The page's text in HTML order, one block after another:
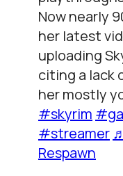
Now nearly
her latest
uploading
citing a lack
her mostly
#skyrim
#streamer
Respawn